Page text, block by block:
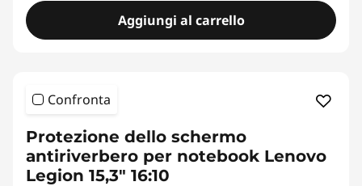
Aggiungi al carrello
Confronta
Protezione dello schermo
antiriverbero per notebook Lenovo
Legion 15,3" 16:10